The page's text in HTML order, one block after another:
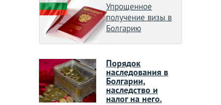
Упрощенное
получение визы в
Болгарию
Порядок
наследования в
Болгарии,
наследство и
налог на него.